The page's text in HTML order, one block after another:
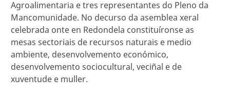
Agroalimentaria e tres representantes do Pleno da
Mancomunidade. No decurso da asemblea xeral
celebrada onte en Redondela constituíronse as
mesas sectoriais de recursos naturais e medio
ambiente, desenvolvemento económico,
desenvolvemento sociocultural, veciñal e de
xuventude e muller.